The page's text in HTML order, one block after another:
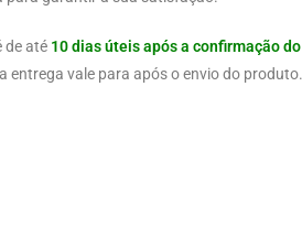
de até 10 dias úteis após a confirmação do
entrega vale para após o envio do produto.